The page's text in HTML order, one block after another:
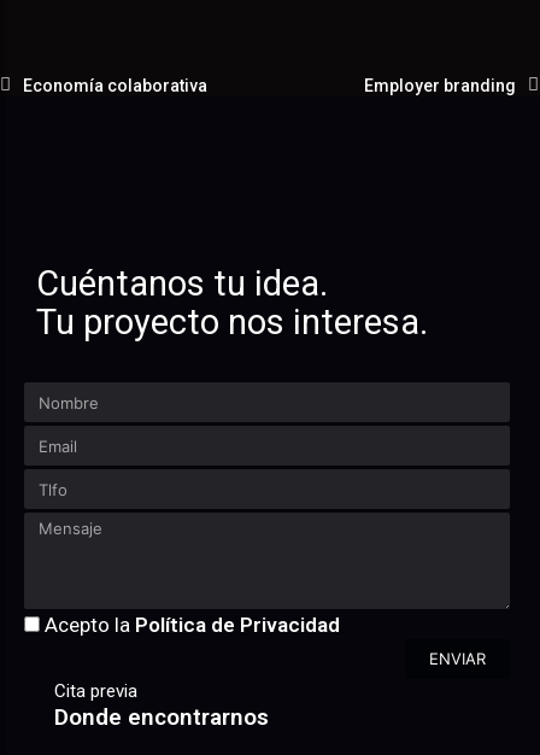
Economía colaborativa Employer branding
Cuéntanos tu idea.
Tu proyecto nos interesa.
Acepto la Política de Privacidad
ENVIAR
Cita previa
Donde encontrarnos